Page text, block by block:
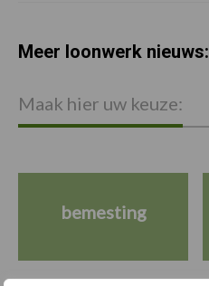
Meer loonwerk nieuws:
Maak hier uw keuze:
bemesting